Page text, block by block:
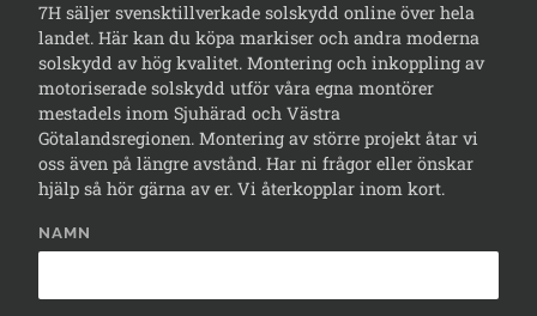
7H säljer svensktillverkade solskydd online över hela
landet. Här kan du köpa markiser och andra moderna
solskydd av hög kvalitet. Montering och inkoppling av
motoriserade solskydd utför våra egna montörer
mestadels inom Sjuhärad och Västra
Götalandsregionen. Montering av större projekt åtar vi
oss även på längre avstånd. Har ni frågor eller önskar
hjälp så hör gärna av er. Vi återkopplar inom kort.
NAMN